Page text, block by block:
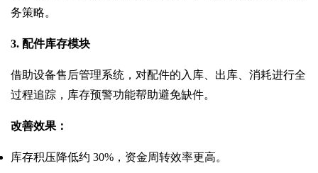
务策略。
3. 配件库存模块
借助设备售后管理系统，对配件的入库、出库、消耗进行全
过程追踪，库存预警功能帮助避免缺件。
改善效果：
库存积压降低约 30%，资金周转效率更高。